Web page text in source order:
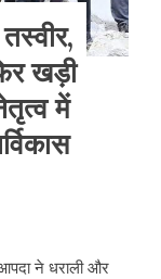
खड़ी
में
ने धराली और